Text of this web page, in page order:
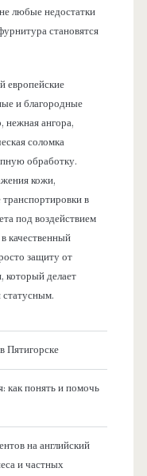
любые недостатки
становятся
европейские
и благородные
ангора,
соломка
обработку.
кожи,
в
под воздействием
качественный
защиту от
который делает
Пятигорске
как понять и помочь
на английский
и частных